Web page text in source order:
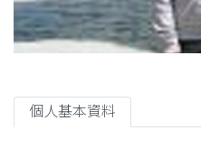
個人基本資料